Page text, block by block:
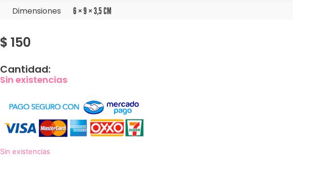
Dimensiones 6 × 9 × 3,5 CM
$ 150
Cantidad:
Sin existencias
Sin existencias